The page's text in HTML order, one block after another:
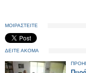
ΜΟΙΡΑΣΤΕΙΤΕ
ΔΕΙΤΕ ΑΚΟΜΑ